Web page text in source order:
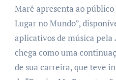
Marê apresenta ao público
Lugar no Mundo”,
aplicativos de música
chega como uma
de sua carreira, que teve